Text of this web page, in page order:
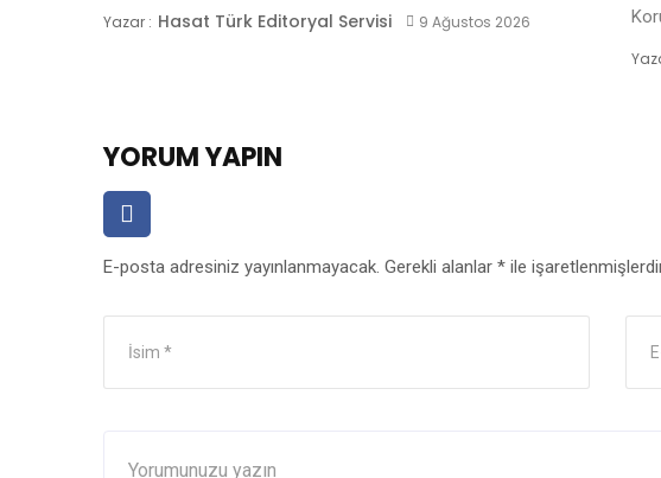
Yazar : Hasat Türk Editoryal Servisi 9 Ağustos 2026
YORUM YAPIN
E-posta adresiniz yayınlanmayacak. Gerekli alanlar * ile